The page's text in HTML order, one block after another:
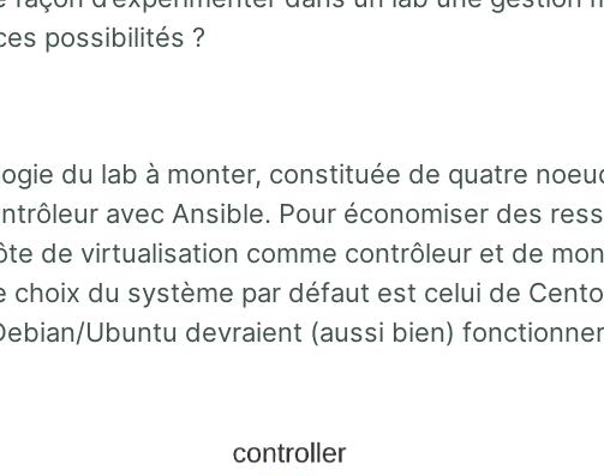
possibilités ?
du lab à monter, constituée de quatre
avec Ansible. Pour économiser des
de virtualisation comme contrôleur et de
choix du système par défaut est celui de
Ubuntu devraient (aussi bien)